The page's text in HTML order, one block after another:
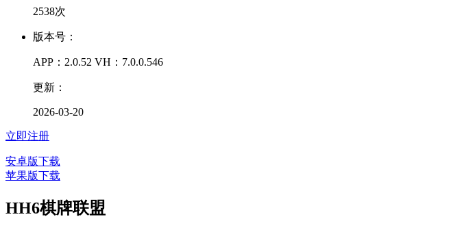
2538次
版本号：
APP：2.0.52 VH：7.0.0.546
更新：
2026-03-20
立即注册
安卓版下载
苹果版下载
HH6棋牌联盟